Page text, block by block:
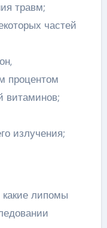
травм;
частей
процентом
витаминов;
излучения;